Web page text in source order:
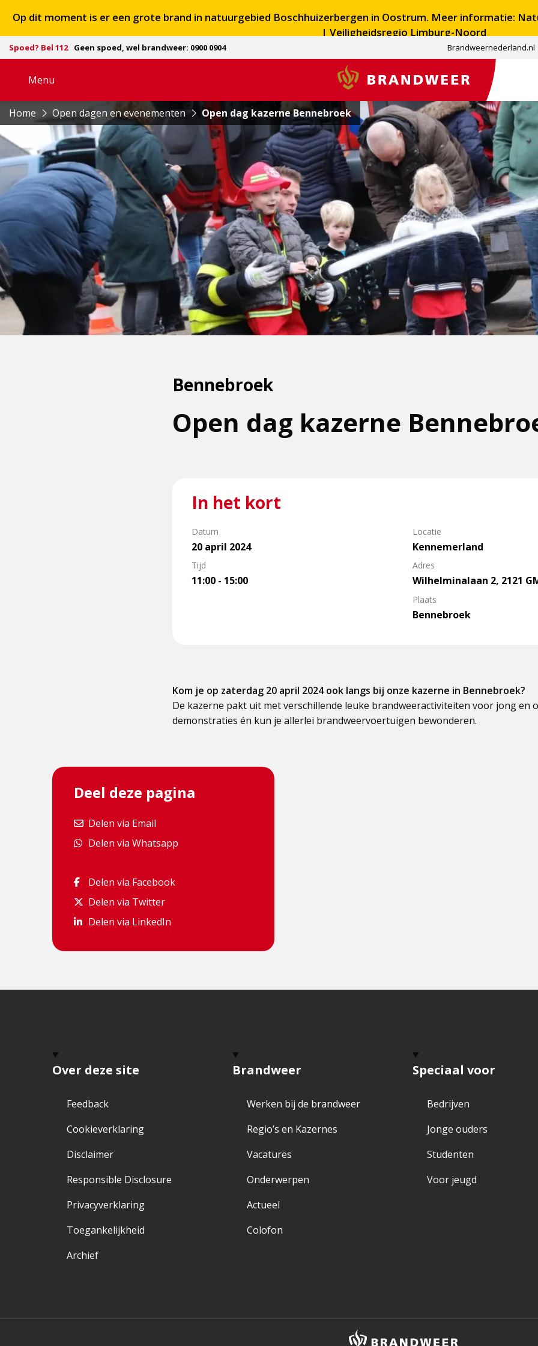
Op dit moment is er een grote brand in natuurgebied Boschhuizerbergen in Oostrum. Meer informatie:
| Veiligheidsregio Limburg-Noord
Spoed? Bel 112 Geen spoed, wel brandweer: 0900 0904 Brandweernederland.nl
Menu
navigatie
Brandweer
Home Open dagen en evenementen Open dag kazerne Bennebroek
Open dag kazerne
Bennebroek
In het kort
Datum
20 april 2024
Tijd
11:00 - 15:00
Locatie
Kennemerland
Adres
Wilhelminalaan 2, 2121
Plaats
Bennebroek
Kom je op zaterdag 20 april 2024 ook langs bij onze kazerne in Bennebroek?
De kazerne pakt uit met verschillende leuke brandweeractiviteiten voor jong en
demonstraties én kun je allerlei brandweervoertuigen bewonderen.
Deel deze pagina
Delen via Email
Delen via Email
Delen via Whatsapp
Delen via Whatsapp
Delen via Facebook
Delen via Facebook
Delen via Twitter
Delen via Twitter
Delen via LinkedIn
Delen via LinkedIn
Over deze site
Feedback
Cookieverklaring
Disclaimer
Responsible Disclosure
Privacyverklaring
Toegankelijkheid
Archief
Brandweer
Werken bij de brandweer
Regio’s en Kazernes
Vacatures
Onderwerpen
Actueel
Colofon
Speciaal voor
Bedrijven
Jonge ouders
Studenten
Voor jeugd
Brandweer